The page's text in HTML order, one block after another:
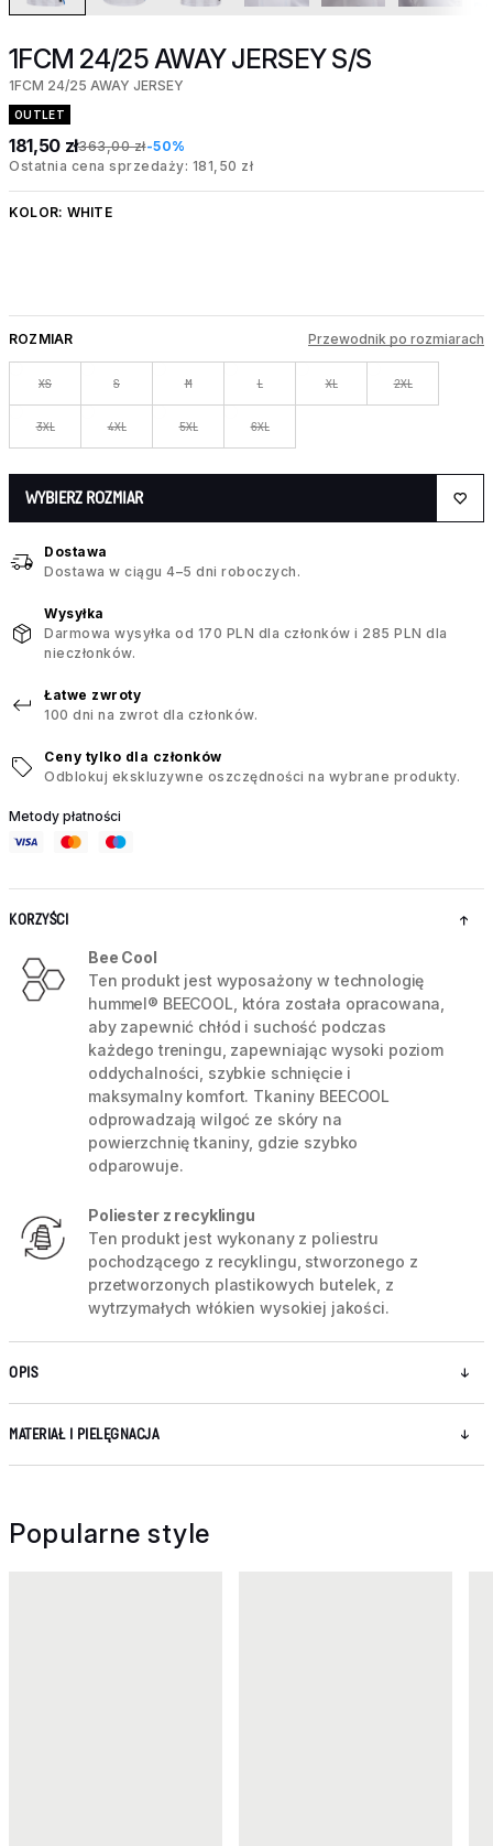
1FCM 24/25 AWAY JERSEY S/S
1FCM 24/25 AWAY JERSEY
OUTLET
181,50 zł363,00 zł-50%
Ostatnia cena sprzedaży: 181,50 zł
KOLOR: WHITE
ROZMIAR Przewodnik po rozmiarach
XS S M L XL 2XL
3XL 4XL 5XL 6XL
WYBIERZ ROZMIAR
Dostawa
Dostawa w ciągu 4–5 dni roboczych.
Wysyłka
Darmowa wysyłka od 170 PLN dla członków i 285 PLN dla
nieczłonków.
Łatwe zwroty
100 dni na zwrot dla członków.
Ceny tylko dla członków
Odblokuj ekskluzywne oszczędności na wybrane produkty.
Metody płatności
KORZYŚCI
Bee Cool
Ten produkt jest wyposażony w technologię
hummel® BEECOOL, która została opracowana,
aby zapewnić chłód i suchość podczas
każdego treningu, zapewniając wysoki poziom
oddychalności, szybkie schnięcie i
maksymalny komfort. Tkaniny BEECOOL
odprowadzają wilgoć ze skóry na
powierzchnię tkaniny, gdzie szybko
odparowuje.
Poliester z recyklingu
Ten produkt jest wykonany z poliestru
pochodzącego z recyklingu, stworzonego z
przetworzonych plastikowych butelek, z
wytrzymałych włókien wysokiej jakości.
OPIS
MATERIAŁ I PIELĘGNACJA
Popularne style